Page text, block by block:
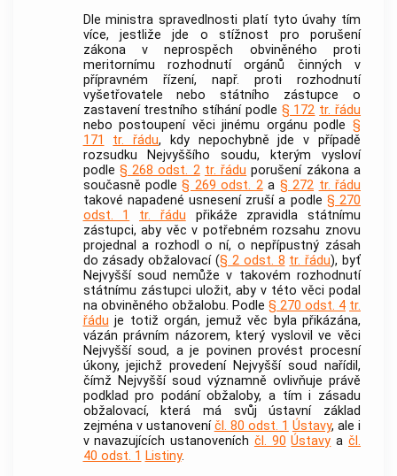
Dle ministra spravedlnosti platí tyto úvahy tím
více, jestliže jde o stížnost pro porušení
zákona v neprospěch obviněného proti
meritornímu rozhodnutí orgánů činných v
přípravném řízení, např. proti rozhodnutí
vyšetřovatele nebo státního zástupce o
zastavení trestního stíhání podle § 172 tr. řádu
nebo postoupení věci jinému orgánu podle §
171
tr. řádu, kdy nepochybně jde v případě
rozsudku Nejvyššího soudu, kterým vysloví
podle § 268 odst. 2 tr. řádu porušení zákona a
současně podle§ 269 odst. 2a § 272 tr. řádu
takové napadené usnesení zruší a podle § 270
odst. 1
tr. řádu přikáže zpravidla státnímu
zástupci, aby věc v potřebném rozsahu znovu
projednal a rozhodl o ní, o nepřípustný zásah
do zásady obžalovací (§ 2 odst. 8 tr. řádu), byť
Nejvyšší soud nemůže v takovém rozhodnutí
státnímu zástupci uložit, aby v této věci podal
na obviněného obžalobu. Podle § 270 odst. 4 tr.
řádu je totiž orgán, jemuž věc byla přikázána,
vázán právním názorem, který vyslovil ve věci
Nejvyšší soud, a je povinen provést procesní
úkony, jejichž provedení Nejvyšší soud nařídil,
čímž Nejvyšší soud významně ovlivňuje právě
podklad pro podání obžaloby, a tím i zásadu
obžalovací, která má svůj ústavní základ
zejména v ustanoveníčl. 80 odst. 1 Ústavy, ale i
v navazujících ustanoveních čl. 90 Ústavy ačl.
40 odst. 1 Listiny.